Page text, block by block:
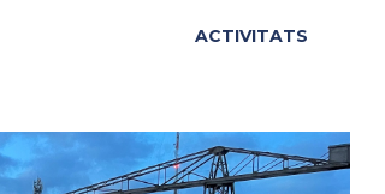
ACTIVITATS